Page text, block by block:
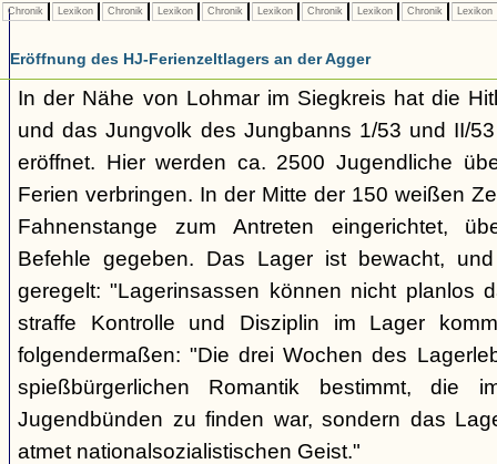
Chronik Lexikon Chronik Lexikon Chronik Lexikon Chronik Lexikon Chronik Lexikon
Eröffnung des HJ-Ferienzeltlagers an der Agger
In der Nähe von Lohmar im Siegkreis hat die
und das Jungvolk des Jungbanns 1/53 und II/
eröffnet. Hier werden ca. 2500 Jugendliche
Ferien verbringen. In der Mitte der 150 weißen
Fahnenstange zum Antreten eingerichtet,
Befehle gegeben. Das Lager ist bewacht,
geregelt: "Lagerinsassen können nicht planlos
straffe Kontrolle und Disziplin im Lager
folgendermaßen: "Die drei Wochen des
spießbürgerlichen Romantik bestimmt, die
Jugendbünden zu finden war, sondern das
atmet nationalsozialistischen Geist."